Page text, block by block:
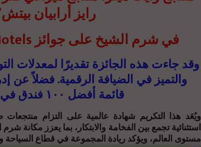
رايز أرابيان
في شرم الشيخ على جوائز TopHotels المرموقة.
وقد جاءت هذه الجائزة تقديرًا لمعدلات
والتميز في الضيافة الرقمية. فضلاً عن
قائمة أفضل ١٠٠ فندق في العالم.
ويُعَد هذا التكريم شهادة عالمية على التزام
استثنائية تجمع بين الفخامة والابتكار، بما يعزز مكانة
مستوى العالم، ويؤكد ريادة المجموعة في قطاع السياحة